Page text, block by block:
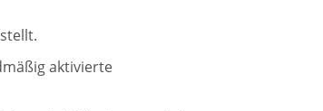
aktivierte